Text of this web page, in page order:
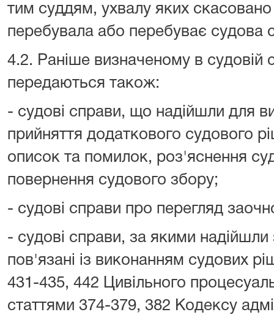
тим суддям, ухвалу яких
перебувала або перебуває судова
4.2. Раніше визначеному в судовій
передаються також:
- судові справи, що надійшли для
прийняття додаткового судового
описок та помилок, роз'яснення
повернення судового збору;
- судові справи про перегляд
- судові справи, за якими надійшли
пов'язані із виконанням судових
431-435, 442 Цивільного
статтями 374-379, 382 Кодексу